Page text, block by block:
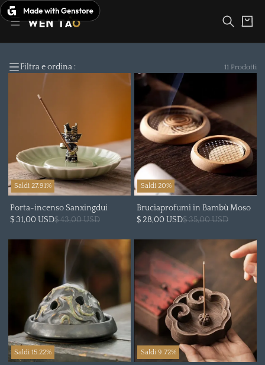
Vai
al
contenuto
Carrello
Filtra e ordina : 11 Prodotti
Saldi 27.91%
Porta-incenso Sanxingdui
$ 31,00 USD$ 43,00 USD
Saldi 20%
Bruciaprofumi in Bambù Moso
$ 28,00 USD$ 35,00 USD
Saldi 15.22% Saldi 9.72%